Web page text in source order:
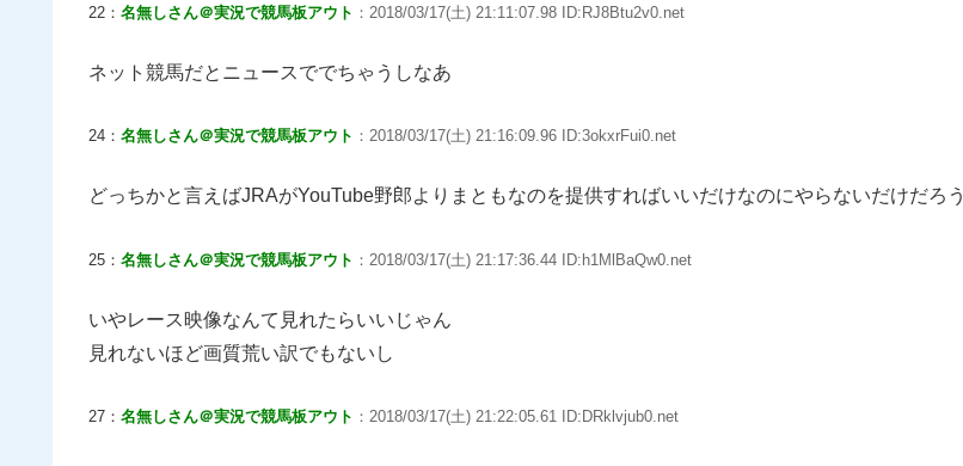
22： 名無しさん＠実況で競馬板アウト ：2018/03/17(土) 21:11:07.98 ID:RJ8Btu2v0.net
ネット競馬だとニュースででちゃうしなあ
24： 名無しさん＠実況で競馬板アウト ：2018/03/17(土) 21:16:09.96 ID:3okxrFui0.net
どっちかと言えばJRAがYouTube野郎よりまともなのを提供すればいいだけなのにやらないだけだろう
25： 名無しさん＠実況で競馬板アウト ：2018/03/17(土) 21:17:36.44 ID:h1MlBaQw0.net
いやレース映像なんて見れたらいいじゃん
見れないほど画質荒い訳でもないし
27： 名無しさん＠実況で競馬板アウト ：2018/03/17(土) 21:22:05.61 ID:DRklvjub0.net